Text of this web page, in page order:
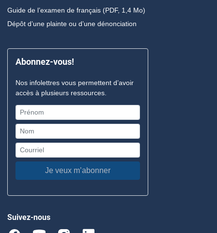
Guide de l’examen de français (PDF, 1,4 Mo)
Dépôt d’une plainte ou d’une dénonciation
Abonnez-vous!
Nos infolettres vous permettent d’avoir
accès à plusieurs ressources.
Je veux m’abonner
Suivez-nous